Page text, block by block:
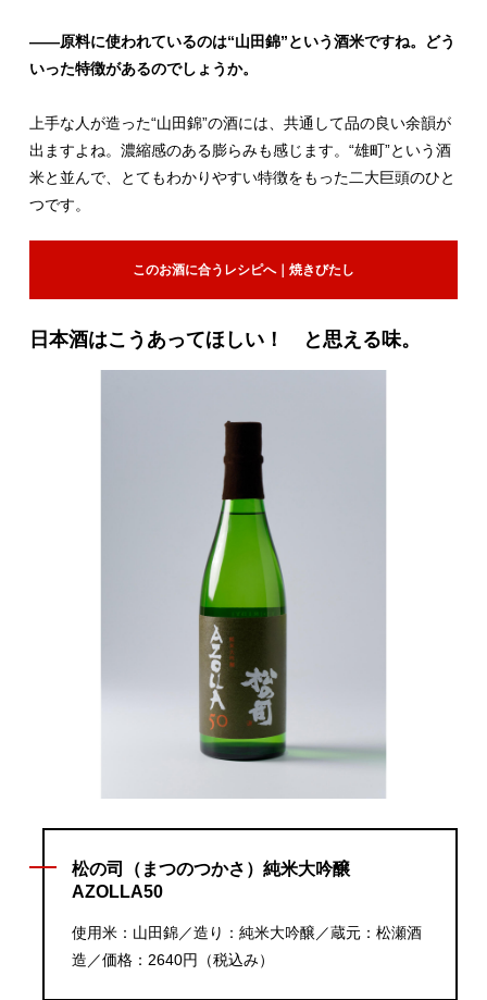
――原料に使われているのは“山田錦”という酒米ですね。どう
いった特徴があるのでしょうか。
上手な人が造った“山田錦”の酒には、共通して品の良い余韻が
出ますよね。濃縮感のある膨らみも感じます。“雄町”という酒
米と並んで、とてもわかりやすい特徴をもった二大巨頭のひと
つです。
このお酒に合うレシピへ｜焼きびたし
日本酒はこうあってほしい！ と思える味。
松の司（まつのつかさ）純米大吟醸
AZOLLA50
使用米：山田錦／造り：純米大吟醸／蔵元：松瀬酒
造／価格：2640円（税込み）